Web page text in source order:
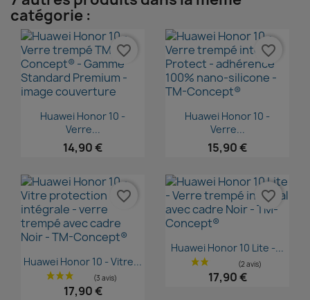
catégorie :
Aperçu rapide
Huawei Honor 10 -
Verre...
14,90 €
favorite_border
Aperçu rapide
Huawei Honor 10 -
Verre...
15,90 €
favorite_border
Aperçu rapide
Huawei Honor 10 - Vitre...
17,90 €
favorite_border
Aperçu rapide
Huawei Honor 10 Lite -...
17,90 €
favorite_border